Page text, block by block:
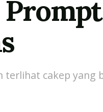
cakep yang